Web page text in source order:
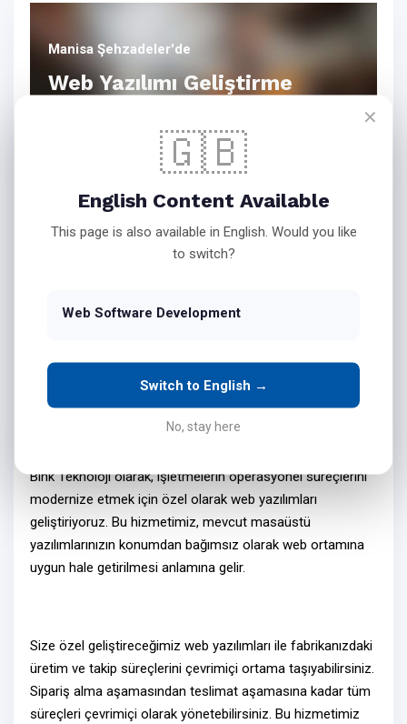
Manisa Şehzadeler'de
Web Yazılımı Geliştirme
Bink Teknoloji Web Yazılım
Hizmetleri
İşletmenizin Masaüstü
Taşıyın
Bink Teknoloji olarak, işletmelerin operasyonel süreçlerini
modernize etmek için özel olarak web yazılımları
geliştiriyoruz. Bu hizmetimiz, mevcut masaüstü
yazılımlarınızın konumdan bağımsız olarak web ortamına
uygun hale getirilmesi anlamına gelir.
Size özel geliştireceğimiz web yazılımları ile fabrikanızdaki
üretim ve takip süreçlerini çevrimiçi ortama taşıyabilirsiniz.
Sipariş alma aşamasından teslimat aşamasına kadar tüm
süreçleri çevrimiçi olarak yönetebilirsiniz. Bu hizmetimiz
✕
🇬🇧
English Content Available
This page is also available in English. Would you like
to switch?
Web Software Development
Switch to English →
No, stay here